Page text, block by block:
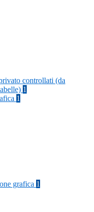
controllati (da
1
1
grafica 1